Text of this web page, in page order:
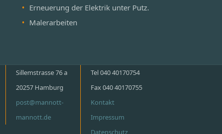
Erneuerung der Elektrik unter Putz.
Malerarbeiten
Sillemstrasse 76 a
20257 Hamburg
post@mannott-
mannott.de
Tel 040 40170754
Fax 040 40170755
Kontakt
Impressum
Datenschutz